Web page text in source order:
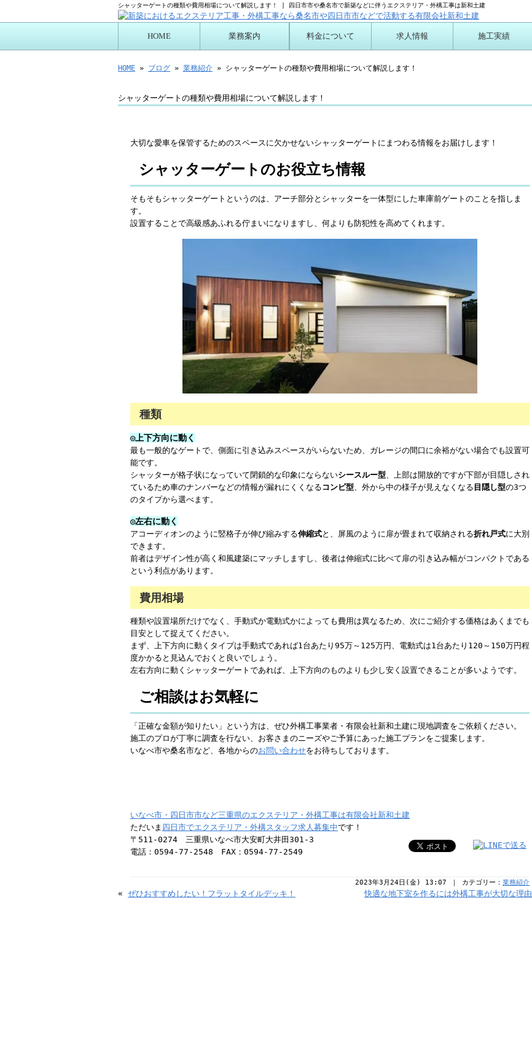
シャッターゲートの種類や費用相場について解説します！ | 四日市市や桑名市で新築などに伴うエクステリア・外構工事は新和土建
HOME 業務案内
プログリーン施工について
料金について 求人情報 施工実績
HOME » ブログ » 業務紹介 » シャッターゲートの種類や費用相場について解説します！
シャッターゲートの種類や費用相場について解説します！
大切な愛車を保管するためのスペースに欠かせないシャッターゲートにまつわる情報をお届けします！
シャッターゲートのお役立ち情報
そもそもシャッターゲートというのは、アーチ部分とシャッターを一体型にした車庫前ゲートのことを指しま
す。
設置することで高級感あふれる佇まいになりますし、何よりも防犯性を高めてくれます。
種類
◎上下方向に動く
最も一般的なゲートで、側面に引き込みスペースがいらないため、ガレージの間口に余裕がない場合でも設置可
能です。
シャッターが格子状になっていて閉鎖的な印象にならないシースルー型、上部は開放的ですが下部が目隠しされ
ているため車のナンバーなどの情報が漏れにくくなる コンビ型、外から中の様子が見えなくなる 目隠し型の3つ
のタイプから選べます。
◎左右に動く
アコーディオンのように竪格子が伸び縮みする伸縮式と、屏風のように扉が畳まれて収納される折れ戸式に大別
できます。
前者はデザイン性が高く和風建築にマッチしますし、後者は伸縮式に比べて扉の引き込み幅がコンパクトである
という利点があります。
費用相場
種類や設置場所だけでなく、手動式か電動式かによっても費用は異なるため、次にご紹介する価格はあくまでも
目安として捉えてください。
まず、上下方向に動くタイプは手動式であれば1台あたり95万～125万円、電動式は1台あたり120～150万円程
度かかると見込んでおくと良いでしょう。
左右方向に動くシャッターゲートであれば、上下方向のものよりも少し安く設置できることが多いようです。
ご相談はお気軽に
「正確な金額が知りたい」という方は、ぜひ外構工事業者・有限会社新和土建に現地調査をご依頼ください。
施工のプロが丁寧に調査を行ない、お客さまのニーズやご予算にあった施工プランをご提案します。
いなべ市や桑名市など、各地からのお問い合わせをお待ちしております。
いなべ市・四日市市など三重県のエクステリア・外構工事は有限会社新和土建
ただいま 四日市でエクステリア・外構スタッフ求人募集中です！
〒511-0274 三重県いなべ市大安町大井田301-3
電話：0594-77-2548 FAX：0594-77-2549
2023年3月24日(金) 13:07 ｜ カテゴリー： 業務紹介
« ぜひおすすめしたい！フラットタイルデッキ！ 快適な地下室を作るには外構工事が大切な理由